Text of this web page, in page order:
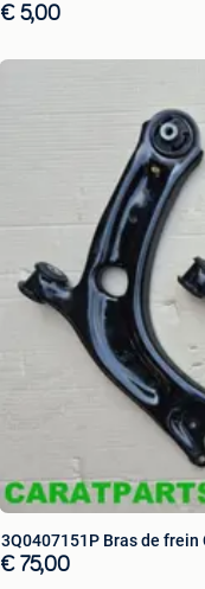
€ 5,00
3Q0407151P Bras de
€ 75,00